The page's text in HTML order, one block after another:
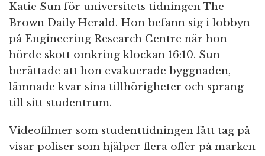
Katie Sun för universitets tidningen The
Brown Daily Herald. Hon befann sig i lobbyn
på Engineering Research Centre när hon
hörde skott omkring klockan 16:10. Sun
berättade att hon evakuerade byggnaden,
lämnade kvar sina tillhörigheter och sprang
till sitt studentrum.
Videofilmer som studenttidningen fått tag på
visar poliser som hjälper flera offer på marken